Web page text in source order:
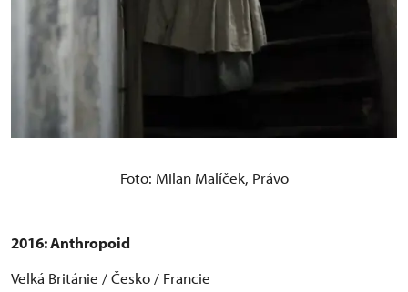
Foto: Milan Malíček, Právo
2016:Anthropoid
Velká Británie / Česko / Francie